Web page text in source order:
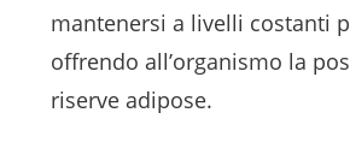
mantenersi a livelli costanti
offrendo all’organismo la
riserve adipose.